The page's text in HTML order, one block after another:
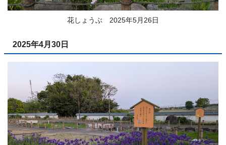
花しょうぶ 2025年5月26日
2025年4月30日